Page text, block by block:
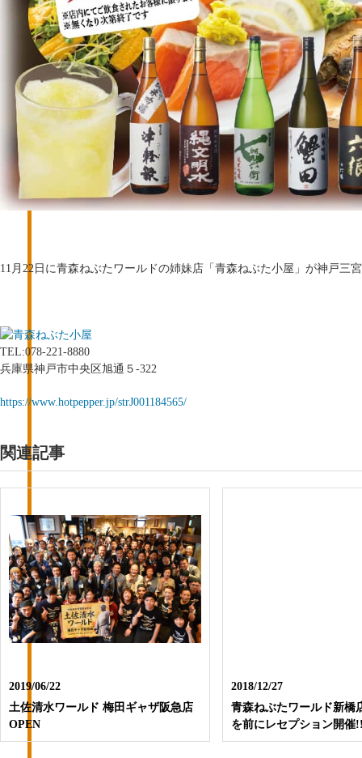
11月22日に青森ねぶたワールドの姉妹店「青森ねぶた小屋」が神戸三
TEL:078-221-8880
兵庫県神戸市中央区旭通５-322
https://www.hotpepper.jp/strJ001184565/
関連記事
2019/06/22
土佐清水ワールド 梅田ギャザ阪急店
OPEN
2018/12/27
青森ねぶたワールド新橋
を前にレセプション開催